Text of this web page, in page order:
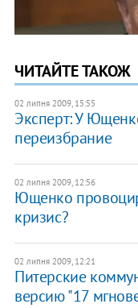
ЧИТАЙТЕ ТАКОЖ
02 липня 2009, 15:55
Эксперт: У
переизбрание
02 липня 2009, 12:56
Ющенко
кризис?
02 липня 2009, 12:21
Питерские
версию "17